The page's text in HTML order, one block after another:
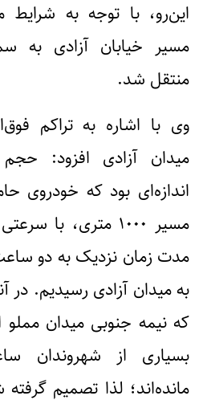
این‌رو، با توجه به شرایط
مسیر خیابان آزادی به
منتقل شد.
وی با اشاره به تراکم
میدان آزادی افزود:
اندازه‌ای بود که خودروی
مسیر ۱۰۰۰ متری، با
مدت زمان نزدیک به دو
به میدان آزادی رسیدیم. در
که نیمه جنوبی میدان
بسیاری از شهروندان
مانده‌اند؛ لذا تصمیم